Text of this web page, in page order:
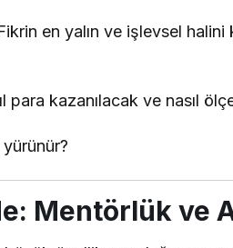
en yalın ve işlevsel
para kazanılacak ve nasıl
Mentörlük ve